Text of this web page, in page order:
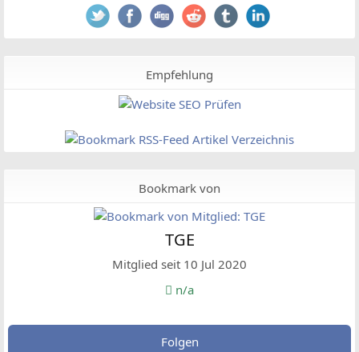
Empfehlung
Bookmark von
TGE
Mitglied seit 10 Jul 2020
n/a
Folgen